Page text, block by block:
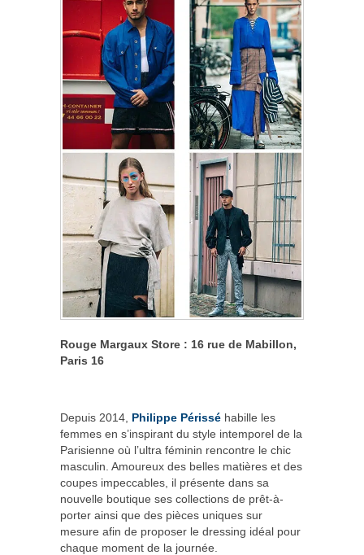
Rouge Margaux Store : 16 rue de Mabillon,
Paris 16
Depuis 2014, Philippe Périssé habille les
femmes en s’inspirant du style intemporel de la
Parisienne où l’ultra féminin rencontre le chic
masculin. Amoureux des belles matières et des
coupes impeccables, il présente dans sa
nouvelle boutique ses collections de prêt-à-
porter ainsi que des pièces uniques sur
mesure afin de proposer le dressing idéal pour
chaque moment de la journée.